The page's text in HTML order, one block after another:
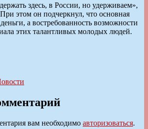
здесь, в России, но удерживаем»,
этом он подчеркнул, что основная
а востребованность возможности
этих талантливых молодых людей.
вам необходимо авторизоваться.